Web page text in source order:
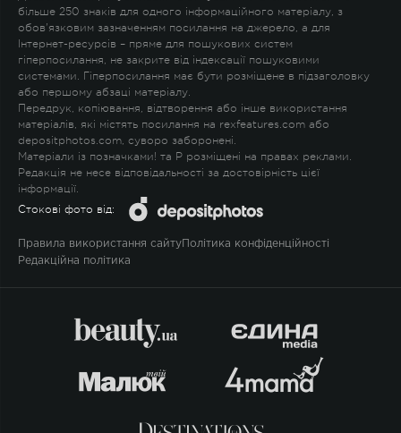
більше 250 знаків для одного інформаційного матеріалу, з
обов'язковим зазначенням посилання на джерело, а для
Інтернет-ресурсів – пряме для пошукових систем
гіперпосилання, не закрите від індексації пошуковими
системами. Гіперпосилання має бути розміщене в підзаголовку
або першому абзаці матеріалу.
Передрук, копіювання, відтворення або інше використання
матеріалів, які містять посилання на rexfeatures.com або
depositphotos.com, суворо заборонені.
Матеріали із позначками! та P розміщені на правах реклами.
Редакція не несе відповідальності за достовірність цієї
інформації.
Стокові фото від:
Правила використання сайту Політика конфіденційності
Редакційна політика